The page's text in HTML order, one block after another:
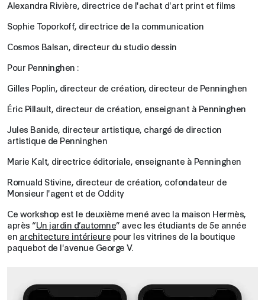
Alexandra Rivière, directrice de l'achat d'art print et films
Sophie Toporkoff, directrice de la communication
Cosmos Balsan, directeur du studio dessin
Pour Penninghen :
Gilles Poplin, directeur de création, directeur de Penninghen
Éric Pillault, directeur de création, enseignant à Penninghen
Jules Banide, directeur artistique, chargé de direction
artistique de Penninghen
Marie Kalt, directrice éditoriale, enseignante à Penninghen
Romuald Stivine, directeur de création, cofondateur de
Monsieur l'agent et de Oddity
Ce workshop est le deuxième mené avec la maison Hermès,
après “Un jardin d’automne” avec les étudiants de 5e année
en architecture intérieure pour les vitrines de la boutique
paquebot de l'avenue George V.